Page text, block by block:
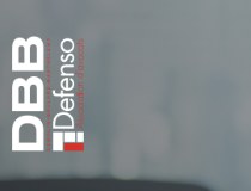
Page d’accueil